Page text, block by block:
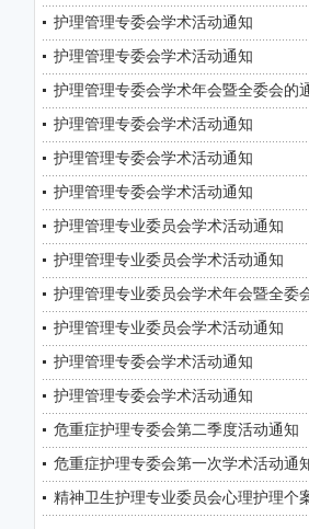
护理管理专委会学术活动通知
护理管理专委会学术活动通知
护理管理专委会学术年会暨全委会的
护理管理专委会学术活动通知
护理管理专委会学术活动通知
护理管理专委会学术活动通知
护理管理专业委员会学术活动通知
护理管理专业委员会学术活动通知
护理管理专业委员会学术年会暨全委
护理管理专业委员会学术活动通知
护理管理专委会学术活动通知
护理管理专委会学术活动通知
危重症护理专委会第二季度活动通知
危重症护理专委会第一次学术活动通
精神卫生护理专业委员会心理护理个